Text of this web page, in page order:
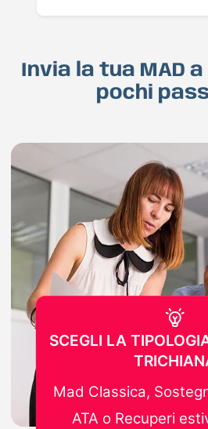
Invia la tua MAD
pochi
SCEGLI LA
Mad Classica,
ATA o Recuperi